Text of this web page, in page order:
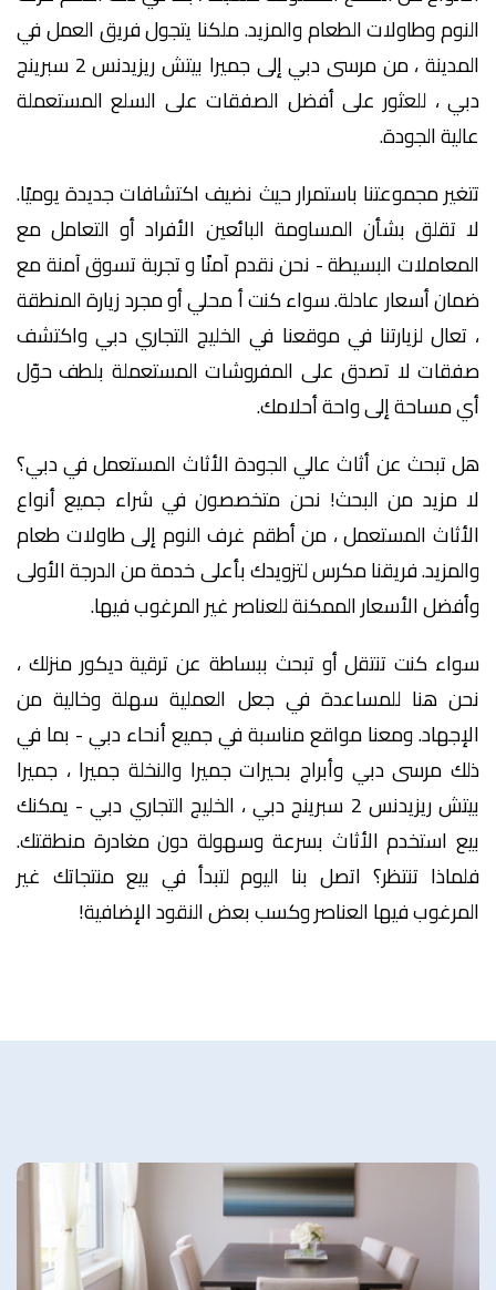
النوم وطاولات الطعام والمزيد. ملكنا يتجول فريق العمل في
المدينة ، من مرسى دبي إلى جميرا بيتش ريزيدنس 2 سبرينج
دبي ، للعثور على أفضل الصفقات على السلع المستعملة
عالية الجودة.
تتغير مجموعتنا باستمرار حيث نضيف اكتشافات جديدة يوميًا.
لا تقلق بشأن المساومة البائعين الأفراد أو التعامل مع
المعاملات البسيطة - نحن نقدم آمنًا و تجربة تسوق آمنة مع
ضمان أسعار عادلة. سواء كنت أ محلي أو مجرد زيارة المنطقة
، تعال لزيارتنا في موقعنا في الخليج التجاري دبي واكتشف
صفقات لا تصدق على المفروشات المستعملة بلطف حوّل
أي مساحة إلى واحة أحلامك.
هل تبحث عن أثاث عالي الجودة الأثاث المستعمل في دبي؟
لا مزيد من البحث! نحن متخصصون في شراء جميع أنواع
الأثاث المستعمل ، من أطقم غرف النوم إلى طاولات طعام
والمزيد. فريقنا مكرس لتزويدك بأعلى خدمة من الدرجة الأولى
وأفضل الأسعار الممكنة للعناصر غير المرغوب فيها.
سواء كنت تنتقل أو تبحث ببساطة عن ترقية ديكور منزلك ،
نحن هنا للمساعدة في جعل العملية سهلة وخالية من
الإجهاد. ومعنا مواقع مناسبة في جميع أنحاء دبي - بما في
ذلك مرسى دبي وأبراج بحيرات جميرا والنخلة جميرا ، جميرا
بيتش ريزيدنس 2 سبرينج دبي ، الخليج التجاري دبي - يمكنك
بيع استخدم الأثاث بسرعة وسهولة دون مغادرة منطقتك.
فلماذا تنتظر؟ اتصل بنا اليوم لتبدأ في بيع منتجاتك غير
المرغوب فيها العناصر وكسب بعض النقود الإضافية!